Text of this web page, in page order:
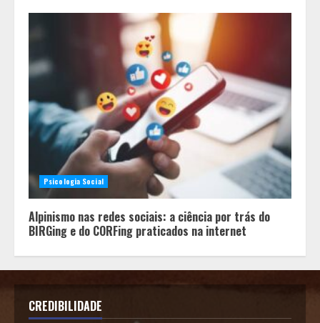
Psicologia Social
Alpinismo nas redes sociais: a ciência por trás do
BIRGing e do CORFing praticados na internet
CREDIBILIDADE